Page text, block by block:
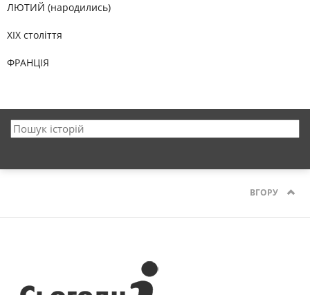
ЛЮТИЙ (народились)
XIX століття
ФРАНЦІЯ
ВГОРУ